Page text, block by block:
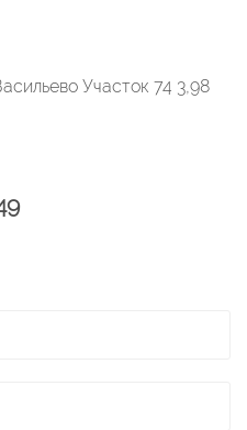
Участок 74 3,98